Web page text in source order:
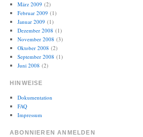
März 2009 (2)
Februar 2009 (1)
Januar 2009 (1)
Dezember 2008 (1)
November 2008 (3)
Oktober 2008 (2)
September 2008 (1)
Juni 2008 (2)
HINWEISE
Dokumentation
FAQ
Impressum
ABONNIEREN ANMELDEN